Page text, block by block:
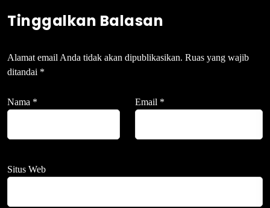
Tinggalkan Balasan
Alamat email Anda tidak akan dipublikasikan. Ruas yang wajib
ditandai *
Nama * Email *
Situs Web